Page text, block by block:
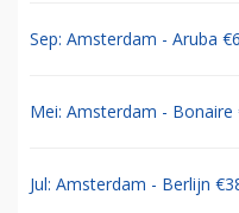
Sep: Amsterdam - Aruba
Mei: Amsterdam - Bonaire
Jul: Amsterdam - Berlijn